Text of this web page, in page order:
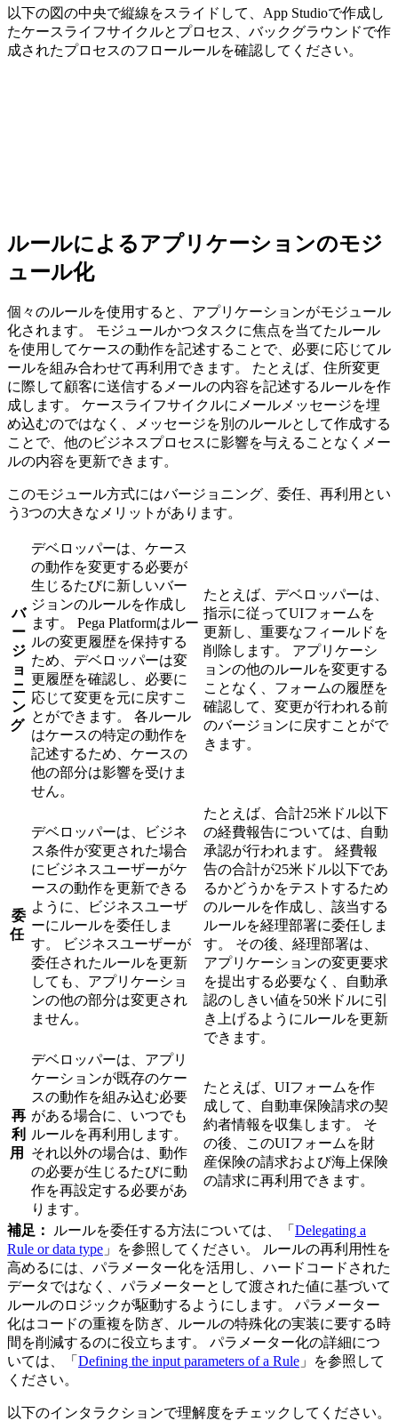
以下の図の中央で縦線をスライドして、App Studioで作成し
たケースライフサイクルとプロセス、バックグラウンドで作
成されたプロセスのフロールールを確認してください。
ルールによるアプリケーションのモジ
ュール化
個々のルールを使用すると、アプリケーションがモジュール
化されます。 モジュールかつタスクに焦点を当てたルール
を使用してケースの動作を記述することで、必要に応じてル
ールを組み合わせて再利用できます。 たとえば、住所変更
に際して顧客に送信するメールの内容を記述するルールを作
成します。 ケースライフサイクルにメールメッセージを埋
め込むのではなく、メッセージを別のルールとして作成する
ことで、他のビジネスプロセスに影響を与えることなくメー
ルの内容を更新できます。
このモジュール方式にはバージョニング、委任、再利用とい
う3つの大きなメリットがあります。
バ
ー
ジ
ョ
ニ
ン
グ
デベロッパーは、ケース
の動作を変更する必要が
生じるたびに新しいバー
ジョンのルールを作成し
ます。 Pega Platformはルー
ルの変更履歴を保持する
ため、デベロッパーは変
更履歴を確認し、必要に
応じて変更を元に戻すこ
とができます。 各ルール
はケースの特定の動作を
記述するため、ケースの
他の部分は影響を受けま
せん。
たとえば、デベロッパーは、
指示に従ってUIフォームを
更新し、重要なフィールドを
削除します。 アプリケーシ
ョンの他のルールを変更する
ことなく、フォームの履歴を
確認して、変更が行われる前
のバージョンに戻すことがで
きます。
委
任
デベロッパーは、ビジネ
ス条件が変更された場合
にビジネスユーザーがケ
ースの動作を更新できる
ように、ビジネスユーザ
ーにルールを委任しま
す。 ビジネスユーザーが
委任されたルールを更新
しても、アプリケーショ
ンの他の部分は変更され
ません。
たとえば、合計25米ドル以下
の経費報告については、自動
承認が行われます。 経費報
告の合計が25米ドル以下であ
るかどうかをテストするため
のルールを作成し、該当する
ルールを経理部署に委任しま
す。 その後、経理部署は、
アプリケーションの変更要求
を提出する必要なく、自動承
認のしきい値を50米ドルに引
き上げるようにルールを更新
できます。
再
利
用
デベロッパーは、アプリ
ケーションが既存のケー
スの動作を組み込む必要
がある場合に、いつでも
ルールを再利用します。
それ以外の場合は、動作
の必要が生じるたびに動
作を再設定する必要があ
ります。
たとえば、UIフォームを作
成して、自動車保険請求の契
約者情報を収集します。 そ
の後、このUIフォームを財
産保険の請求および海上保険
の請求に再利用できます。
補足： ルールを委任する方法については、「 Delegating a
Rule or data type 」を参照してください。 ルールの再利用性を
高めるには、パラメーター化を活用し、ハードコードされた
データではなく、パラメーターとして渡された値に基づいて
ルールのロジックが駆動するようにします。 パラメーター
化はコードの重複を防ぎ、ルールの特殊化の実装に要する時
間を削減するのに役立ちます。 パラメーター化の詳細につ
いては、「 Defining the input parameters of a Rule 」を参照して
ください。
以下のインタラクションで理解度をチェックしてください。